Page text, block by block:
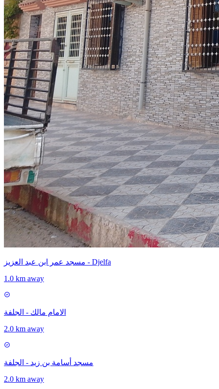
مسجد عمر ابن عبد العزيز - Djelfa
1.0 km away
الامام مالك - الجلفة
2.0 km away
مسجد أسامة بن زيد - الجلفة
2.0 km away